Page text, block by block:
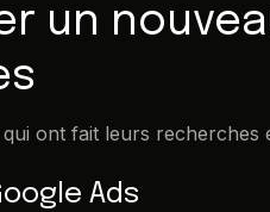
un
ont fait leurs recherches
Ads